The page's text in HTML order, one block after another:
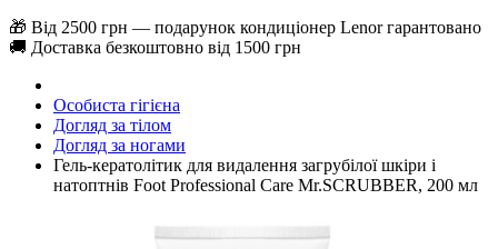
🎁 Від 2500 грн — подарунок кондиціонер Lenor гарантовано
🚚 Доставка безкоштовно від 1500 грн
Особиста гігієна
Догляд за тілом
Догляд за ногами
Гель-кератолітик для видалення загрубілої шкіри і
натоптнів Foot Professional Care Mr.SCRUBBER, 200 мл